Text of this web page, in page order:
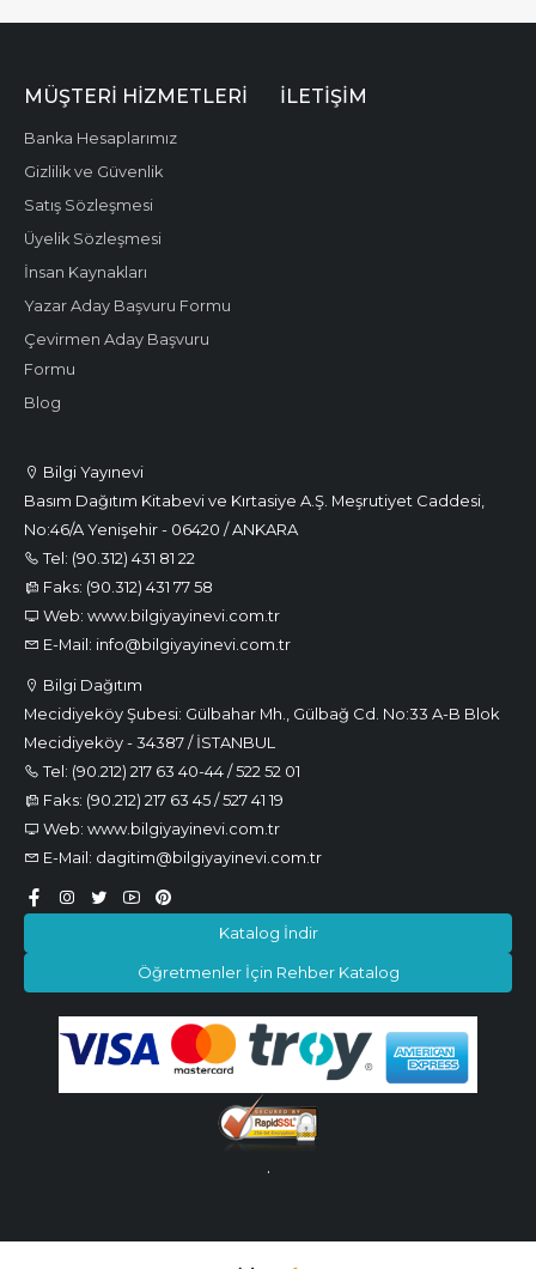
Bilgi Yayınevi
Basım Dağıtım Kitabevi ve Kırtasiye A.Ş. Meşrutiyet Caddesi,
No:46/A Yenişehir - 06420 / ANKARA
Tel: (90.312) 431 81 22
Faks: (90.312) 431 77 58
Web: www.bilgiyayinevi.com.tr
E-Mail: info@bilgiyayinevi.com.tr
Bilgi Dağıtım
Mecidiyeköy Şubesi: Gülbahar Mh., Gülbağ Cd. No:33 A-B Blok
Mecidiyeköy - 34387 / İSTANBUL
Tel: (90.212) 217 63 40-44 / 522 52 01
Faks: (90.212) 217 63 45 / 527 41 19
Web: www.bilgiyayinevi.com.tr
E-Mail: dagitim@bilgiyayinevi.com.tr
Katalog İndir
Öğretmenler İçin Rehber Katalog
MÜŞTERI HIZMETLERI
Banka Hesaplarımız
Gizlilik ve Güvenlik
Satış Sözleşmesi
Üyelik Sözleşmesi
İnsan Kaynakları
Yazar Aday Başvuru Formu
Çevirmen Aday Başvuru
Formu
Blog
İLETIŞIM
.